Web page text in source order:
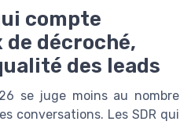
compte
décroché,
des leads
se juge moins au nombre
conversations. Les SDR qui